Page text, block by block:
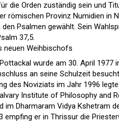
die Orden zuständig sein und
römischen Provinz Numidien
Psalmen gewählt. Sein
37,5.
neuen Weihbischofs
wurde am 30. April 1977
an seine Schulzeit
des Noviziats im Jahr 1996
Institute of Philosophy and
im Dharmaram Vidya Kshetram
empfing er in Thrissur die